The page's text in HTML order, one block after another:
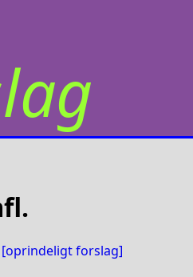
[oprindeligt forslag]